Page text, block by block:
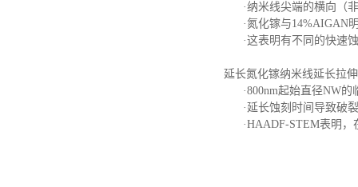
·纳米线尖端的横向（
·氮化镓与14%AIGAN
·这表明有不同的快速
延长氮化镓纳米线延长拉
·800nm起始直径NW
·延长蚀刻时间导致破
·HAADF-STEM表明